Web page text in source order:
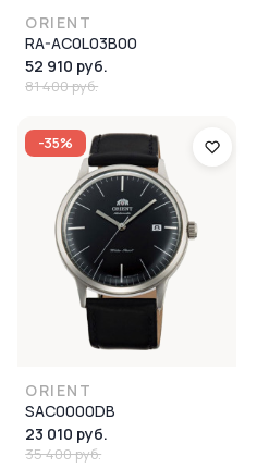
ORIENT
RA-AC0L03B00
52 910 руб.
81 400 руб.
-35%
ORIENT
SAC0000DB
23 010 руб.
35 400 руб.